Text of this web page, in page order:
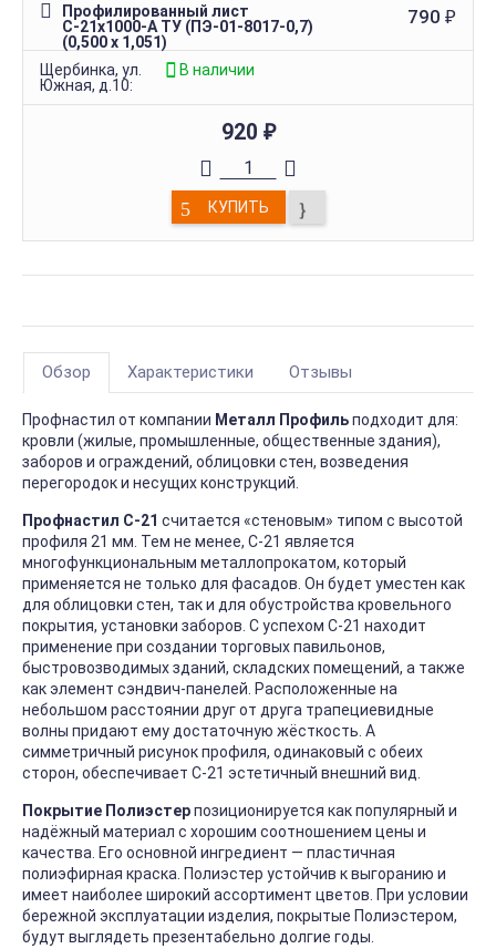
Профилированный лист
С-21х1000-A ТУ (ПЭ-01-8017-0,7)
(0,500 х 1,051)
790 ₽
Щербинка, ул.
Южная, д.10:
В наличии
920 ₽
КУПИТЬ
Обзор Характеристики Отзывы
Профнастил от компании Металл Профильподходит для:
кровли (жилые, промышленные, общественные здания),
заборов и ограждений, облицовки стен, возведения
перегородок и несущих конструкций.
Профнастил С-21 считается «стеновым» типом с высотой
профиля 21 мм. Тем не менее, С-21 является
многофункциональным металлопрокатом, который
применяется не только для фасадов. Он будет уместен как
для облицовки стен, так и для обустройства кровельного
покрытия, установки заборов. С успехом С-21 находит
применение при создании торговых павильонов,
быстровозводимых зданий, складских помещений, а также
как элемент сэндвич-панелей. Расположенные на
небольшом расстоянии друг от друга трапециевидные
волны придают ему достаточную жёсткость. А
симметричный рисунок профиля, одинаковый с обеих
сторон, обеспечивает С-21 эстетичный внешний вид.
Покрытие Полиэстерпозиционируется как популярный и
надёжный материал с хорошим соотношением цены и
качества. Его основной ингредиент — пластичная
полиэфирная краска. Полиэстер устойчив к выгоранию и
имеет наиболее широкий ассортимент цветов. При условии
бережной эксплуатации изделия, покрытые Полиэстером,
будут выглядеть презентабельно долгие годы.